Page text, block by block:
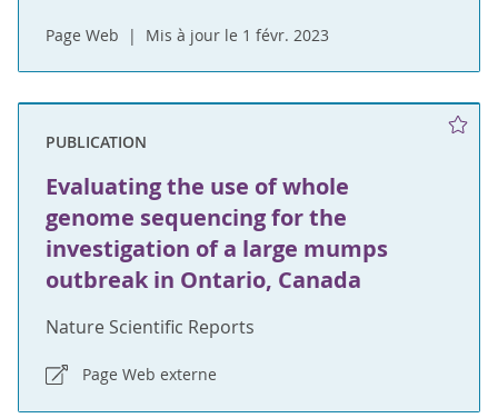
Page Web Mis à jour le 1 févr. 2023
PUBLICATION
Evaluating the use of whole
genome sequencing for the
investigation of a large mumps
outbreak in Ontario, Canada
Nature Scientific Reports
Page Web externe